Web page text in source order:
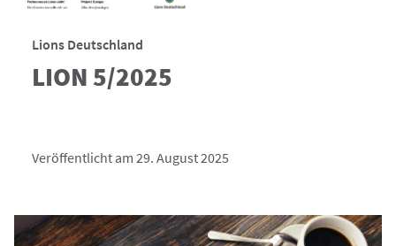
Lions Deutschland
LION 5/2025
Veröffentlicht am 29. August 2025